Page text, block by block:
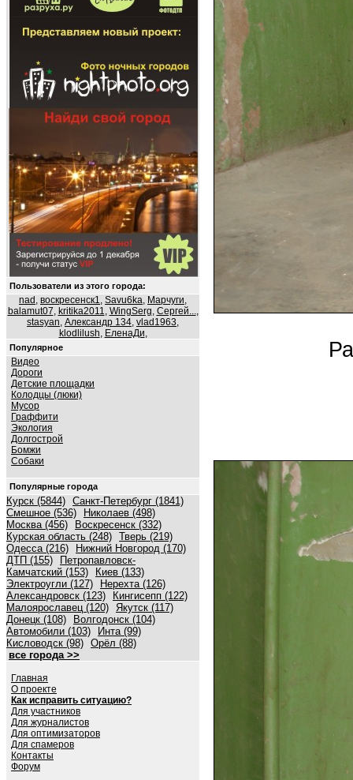
Пользователи из этого города:
nad , воскресенск1, Savu6ka, Марчуги,
balamut07, kritika2011, WingSerg, Сергей...,
stasyan, Александр 134, vlad1963,
klodlilush, ЕленаДи,
Популярное
Видео
Дороги
Детские площадки
Колодцы (люки)
Мусор
Граффити
Экология
Долгострой
Бомжи
Собаки
Популярные города
Курск (5844) Санкт-Петербург (1841)
Смешное (536)
Николаев (498)
Москва (456)
Воскресенск (332)
Курская область (248) Тверь (219)
Одесса (216)
Нижний Новгород (170)
ДТП (155)
Петропавловск-
Камчатский (153)
Киев (133)
Электроугли (127)
Нерехта (126)
Александровск (123)
Кингисепп (122)
Малоярославец (120) Якутск (117)
Донецк (108)
Волгодонск (104)
Автомобили (103)
Инта (99)
Кисловодск (98) Орёл (88)
все города >>
Главная
О проекте
Как исправить ситуацию?
Для участников
Для журналистов
Для оптимизаторов
Для спамеров
Контакты
Форум